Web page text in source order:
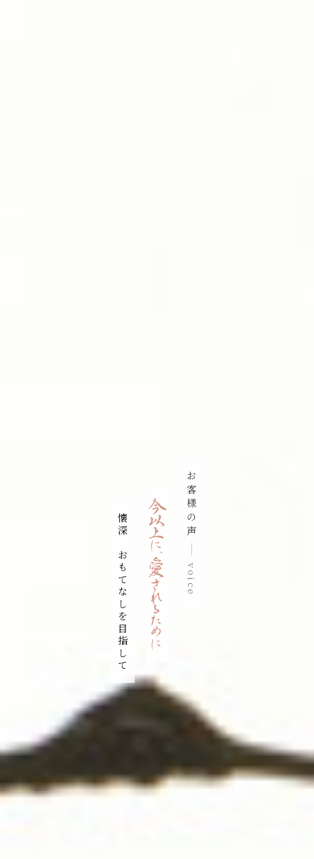
お客様の声
voice
懐深いおもてなしを目指して